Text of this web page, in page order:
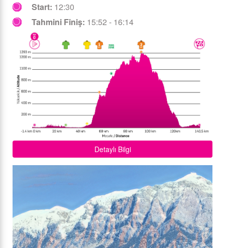
Start: 12:30
Tahmini Finiş: 15:52 - 16:14
Detaylı Bilgi